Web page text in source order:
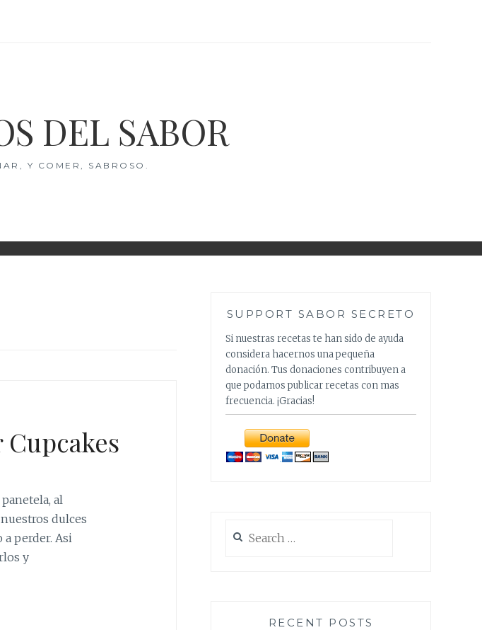
DEL SABOR
Y COMER, SABROSO.
al
dulces
perder. Asi
y
SUPPORT SABOR SECRETO
Si nuestras recetas te han sido de ayuda
considera hacernos una pequeña
donación. Tus donaciones contribuyen a
que podamos publicar recetas con mas
frecuencia. ¡Gracias!
for:
RECENT POSTS